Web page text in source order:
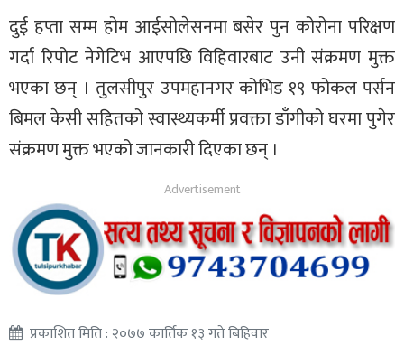
दुई हप्ता सम्म होम आईसोलेसनमा बसेर पुन कोरोना परिक्षण
गर्दा रिपोट नेगेटिभ आएपछि विहिवारबाट उनी संक्रमण मुक्त
भएका छन् । तुलसीपुर उपमहानगर कोभिड १९ फोकल पर्सन
बिमल केसी सहितको स्वास्थ्यकर्मी प्रवक्ता डाँगीको घरमा पुगेर
संक्रमण मुक्त भएको जानकारी दिएका छन् ।
प्रकाशित मिति : २०७७ कार्तिक १३ गते बिहिवार